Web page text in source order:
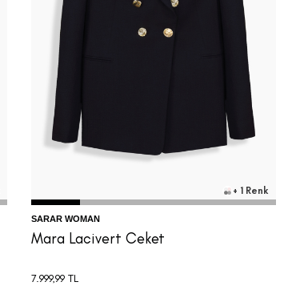
32 44
+ 1 Renk
SARAR WOMAN
Mara Lacivert Ceket
7.999,99 TL